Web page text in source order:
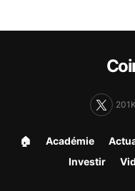
201K
🏠︎ Académie
Investir